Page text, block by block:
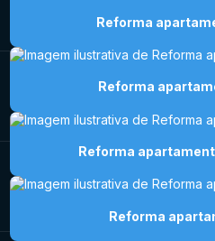
Reforma
Reforma
Reforma
Reforma